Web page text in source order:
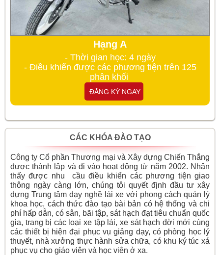
Hạng A
- Thời gian học: 4 ngày
- Điều khiển được các phương tiện trên 125
phân khối
ĐĂNG KÝ NGAY
CÁC KHÓA ĐÀO TẠO
Công ty Cổ phần Thương mại và Xây dựng Chiến Thắng
được thành lập và đi vào hoạt động từ năm 2002. Nhận
thấy được nhu cầu điều khiển các phương tiện giao
thông ngày càng lớn, chúng tôi quyết định đầu tư xây
dựng Trung tâm dạy nghề lái xe với phong cách quản lý
khoa học, cách thức đào tạo bài bản có hệ thống và chi
phí hấp dẫn, có sân, bãi tập, sát hạch đạt tiêu chuẩn quốc
gia, trang bị các loại xe tập lái, xe sát hạch đời mới cùng
các thiết bị hiện đại phục vụ giảng dạy, có phòng học lý
thuyết, nhà xưởng thực hành sửa chữa, có khu ký túc xá
phục vụ cho giáo viên và học viên ở xa.